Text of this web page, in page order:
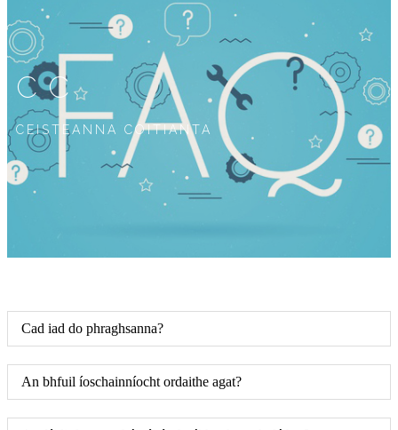
CC
CEISTEANNA COITIANTA
Cad iad do phraghsanna?
An bhfuil íoschainníocht ordaithe agat?